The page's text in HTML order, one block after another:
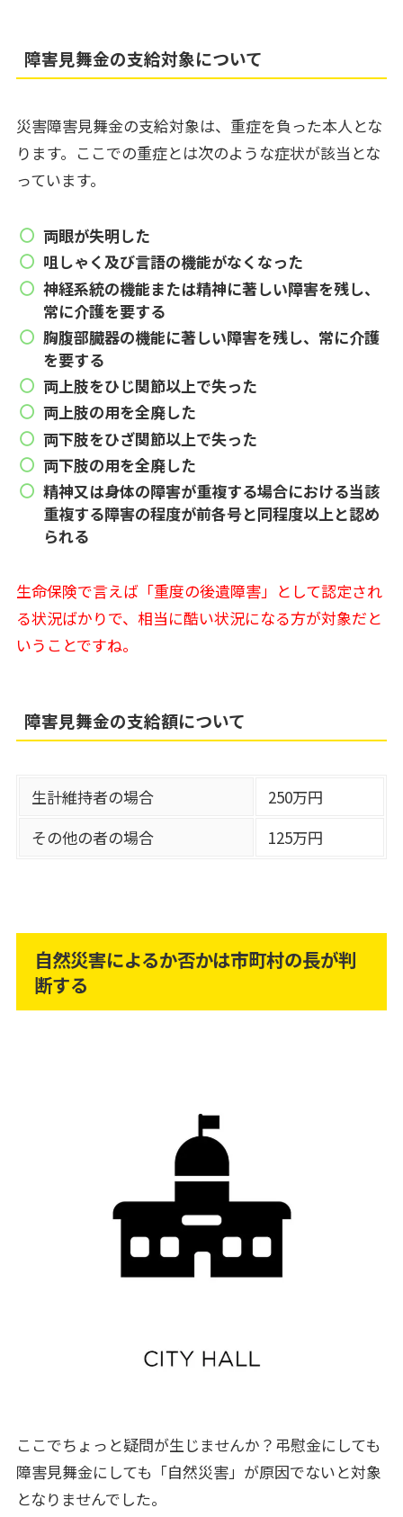
障害見舞金の支給対象について
災害障害見舞金の支給対象は、重症を負った本人とな
ります。ここでの重症とは次のような症状が該当とな
っています。
両眼が失明した
咀しゃく及び言語の機能がなくなった
神経系統の機能または精神に著しい障害を残し、
常に介護を要する
胸腹部臓器の機能に著しい障害を残し、常に介護
を要する
両上肢をひじ関節以上で失った
両上肢の用を全廃した
両下肢をひざ関節以上で失った
両下肢の用を全廃した
精神又は身体の障害が重複する場合における当該
重複する障害の程度が前各号と同程度以上と認め
られる
生命保険で言えば「重度の後遺障害」として認定され
る状況ばかりで、相当に酷い状況になる方が対象だと
いうことですね。
障害見舞金の支給額について
生計維持者の場合
250万円
その他の者の場合
125万円
自然災害によるか否かは市町村の長が判
断する
ここでちょっと疑問が生じませんか？弔慰金にしても
障害見舞金にしても「自然災害」が原因でないと対象
となりませんでした。